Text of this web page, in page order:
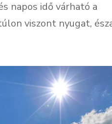
napos idő várható a
viszont nyugat,